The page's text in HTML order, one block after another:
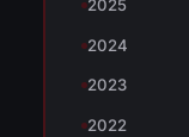
2025
2024
2023
2022